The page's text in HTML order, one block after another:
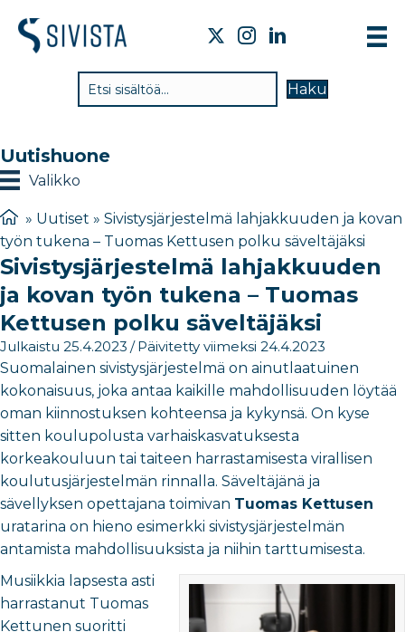
Haku
Uutishuone
Valikko
» Uutiset » Sivistysjärjestelmä lahjakkuuden ja kovan
työn tukena – Tuomas Kettusen polku säveltäjäksi
Sivistysjärjestelmä lahjakkuuden
ja kovan työn tukena – Tuomas
Kettusen polku säveltäjäksi
Julkaistu 25.4.2023 / Päivitetty viimeksi 24.4.2023
Suomalainen sivistysjärjestelmä on ainutlaatuinen
kokonaisuus, joka antaa kaikille mahdollisuuden löytää
oman kiinnostuksen kohteensa ja kykynsä. On kyse
sitten koulupolusta varhaiskasvatuksesta
korkeakouluun tai taiteen harrastamisesta virallisen
koulutusjärjestelmän rinnalla. Säveltäjänä ja
sävellyksen opettajana toimivan Tuomas Kettusen
uratarina on hieno esimerkki sivistysjärjestelmän
antamista mahdollisuuksista ja niihin tarttumisesta.
Musiikkia lapsesta asti
harrastanut Tuomas
Kettunen suoritti